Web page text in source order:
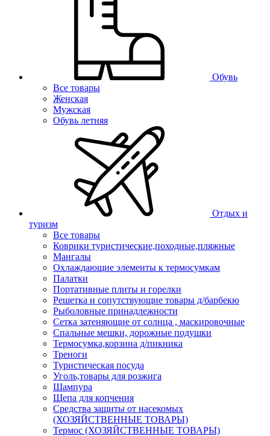
Обувь
Все товары
Женская
Мужская
Обувь летняя
Отдых и
туризм
Все товары
Коврики туристические,походные,пляжные
Мангалы
Охлаждающие элементы к термосумкам
Палатки
Портативные плиты и горелки
Решетка и сопутствующие товары д/барбекю
Рыболовные принадлежности
Сетка затеняющие от солнца , маскировочные
Спальные мешки, дорожные подушки
Термосумка,корзина д/пикника
Треноги
Туристическая посуда
Уголь,товары для розжига
Шампура
Щепа для копчения
Средства защиты от насекомых
(ХОЗЯЙСТВЕННЫЕ ТОВАРЫ)
Термос (ХОЗЯЙСТВЕННЫЕ ТОВАРЫ)